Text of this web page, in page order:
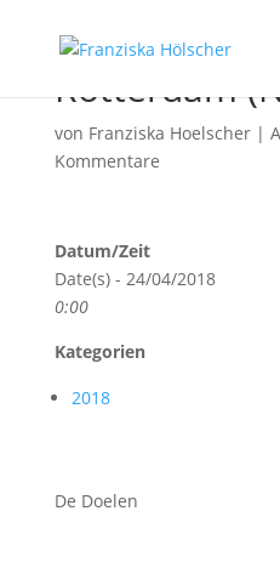
Rotterdam
von Franziska Hoelscher|
Kommentare
Datum/Zeit
Date(s) - 24/04/2018
0:00
Kategorien
2018
De Doelen